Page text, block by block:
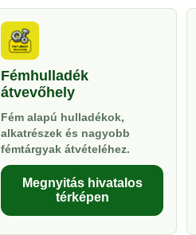
Fémhulladék
átvevőhely
Fém alapú hulladékok,
alkatrészek és nagyobb
fémtárgyak átvételéhez.
Megnyitás hivatalos
térképen